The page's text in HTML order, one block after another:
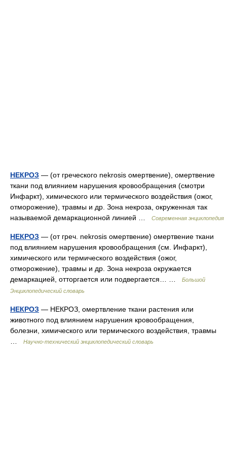
НЕКРОЗ — (от греческого nekrosis омертвение), омертвение
ткани под влиянием нарушения кровообращения (смотри
Инфаркт), химического или термического воздействия (ожог,
отморожение), травмы и др. Зона некроза, окруженная так
называемой демаркационной линией …
Современная энциклопедия
НЕКРОЗ — (от греч. nekrosis омертвение) омертвение ткани
под влиянием нарушения кровообращения (см. Инфаркт),
химического или термического воздействия (ожог,
отморожение), травмы и др. Зона некроза окружается
демаркацией, отторгается или подвергается… …
Большой
Энциклопедический словарь
НЕКРОЗ — НЕКРОЗ, омертвление ткани растения или
животного под влиянием нарушения кровообращения,
болезни, химического или термического воздействия, травмы
Научно-технический энциклопедический словарь